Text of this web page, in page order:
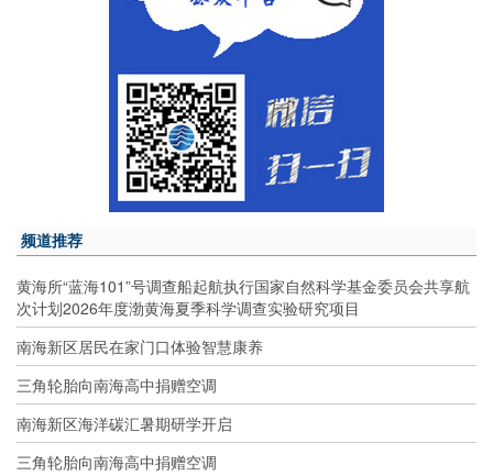
频道推荐
黄海所“蓝海101”号调查船起航执行国家自然科学基金委员会共享航
次计划2026年度渤黄海夏季科学调查实验研究项目
南海新区居民在家门口体验智慧康养
三角轮胎向南海高中捐赠空调
南海新区海洋碳汇暑期研学开启
三角轮胎向南海高中捐赠空调